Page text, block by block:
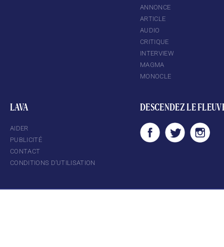
ANNONCE
ARTICLE
AUDIO
CRITIQUE
INTERVIEW
MAGMA
MONOCLE
LAVA
AIDER
PUBLICITÉ
CONTACT
CONDITIONS D’UTILISATION
DESCENDEZ LE